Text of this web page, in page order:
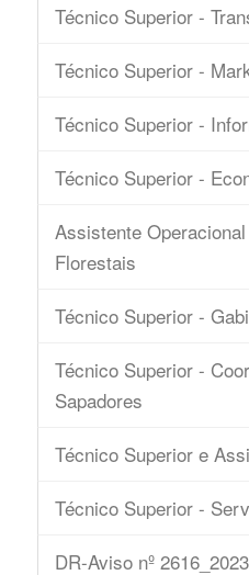
Técnico Superior -
Técnico Superior -
Técnico Superior -
Técnico Superior -
Assistente
Florestais
Técnico Superior -
Técnico Superior -
Sapadores
Técnico Superior e
Técnico Superior -
DR-Aviso nº 2616_2023